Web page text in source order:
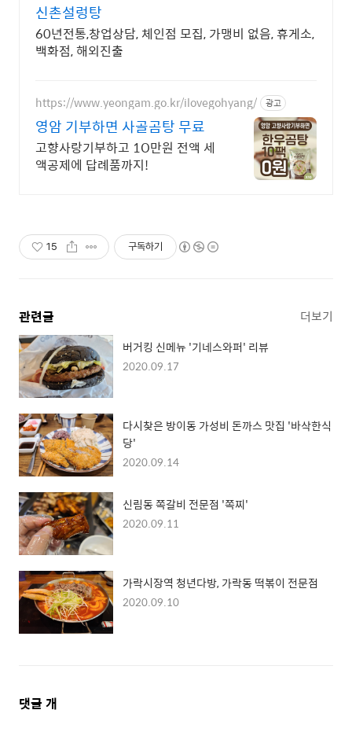
신촌설렁탕
60년전통,창업상담, 체인점 모집, 가맹비 없음, 휴게소,
백화점, 해외진출
https://www.yeongam.go.kr/ilovegohyang/ 광고
영암 기부하면 사골곰탕 무료
고향사랑기부하고 1O만원 전액 세
액공제에 답례품까지!
15 구독하기
관련글 더보기
버거킹 신메뉴 '기네스와퍼' 리뷰
2020.09.17
다시찾은 방이동 가성비 돈까스 맛집 '바삭한식
당'
2020.09.14
신림동 쪽갈비 전문점 '쪽찌'
2020.09.11
가락시장역 청년다방, 가락동 떡볶이 전문점
2020.09.10
댓
댓글 개